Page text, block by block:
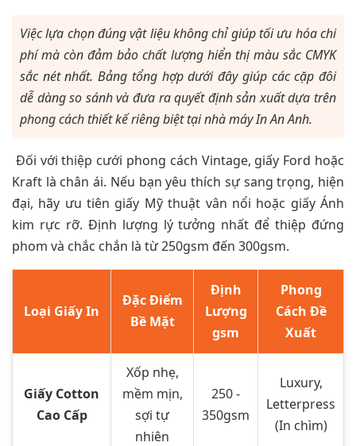
Việc lựa chọn đúng vật liệu không chỉ giúp tối ưu hóa chi
phí mà còn đảm bảo chất lượng hiển thị màu sắc CMYK
sắc nét nhất. Bảng tổng hợp dưới đây giúp các cặp đôi
dễ dàng so sánh và đưa ra quyết định sản xuất dựa trên
phong cách thiết kế riêng biệt tại nhà máy In An Anh.
Đối với thiệp cưới phong cách Vintage, giấy Ford hoặc
Kraft là chân ái. Nếu bạn yêu thích sự sang trọng, hiện
đại, hãy ưu tiên giấy Mỹ thuật vân nổi hoặc giấy Ánh
kim rực rỡ. Định lượng lý tưởng nhất để thiệp đứng
phom và chắc chắn là từ 250gsm đến 300gsm.
Loại Giấy In
Đặc Điểm
Bề Mặt
Định
Lượng
gsm
Phong
Cách Đề
Xuất
Giấy Cotton
Cao Cấp
Xốp nhẹ,
mềm mịn,
sợi tự
nhiên
250 -
350gsm
Luxury,
Letterpress
(In chìm)